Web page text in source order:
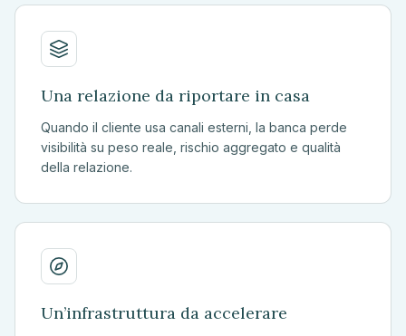
Una relazione da riportare in casa
Quando il cliente usa canali esterni, la banca perde
visibilità su peso reale, rischio aggregato e qualità
della relazione.
Un’infrastruttura da accelerare